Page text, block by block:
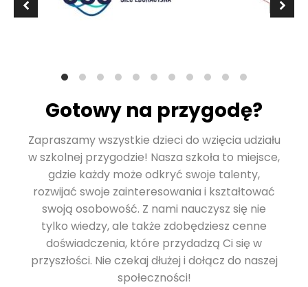
Gotowy na przygodę?
Zapraszamy wszystkie dzieci do wzięcia udziału
w szkolnej przygodzie! Nasza szkoła to miejsce,
gdzie każdy może odkryć swoje talenty,
rozwijać swoje zainteresowania i kształtować
swoją osobowość. Z nami nauczysz się nie
tylko wiedzy, ale także zdobędziesz cenne
doświadczenia, które przydadzą Ci się w
przyszłości. Nie czekaj dłużej i dołącz do naszej
społeczności!